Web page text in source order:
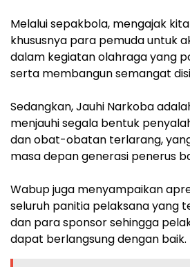
Melalui sepakbola, mengajak
khususnya para pemuda untuk
dalam kegiatan olahraga yang
serta membangun semangat
Sedangkan, Jauhi Narkoba
menjauhi segala bentuk
dan obat-obatan terlarang,
masa depan generasi penerus
Wabup juga menyampaikan
seluruh panitia pelaksana yang
dan para sponsor sehingga
dapat berlangsung dengan baik.